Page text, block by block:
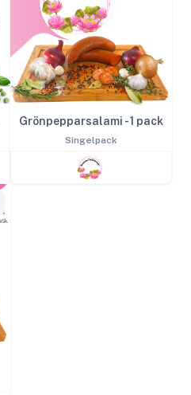
Grönpepparsalami - 1 pack
Singelpack